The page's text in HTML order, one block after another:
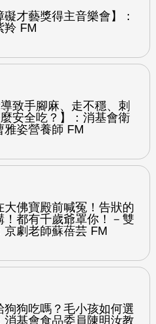
礙才藝獎得主音樂會】：
FM
導致手腳麻、走不穩、刺
安全吃？】：消基會衛
雅姿營養師 FM
大佛寶殿前喊冤！告狀的
！都有千歲爺罩你！－雙
京劇老師蘇蓓芸 FM
狗狗吃嗎？毛小孩如何選
消基會食品委員陳明汝教